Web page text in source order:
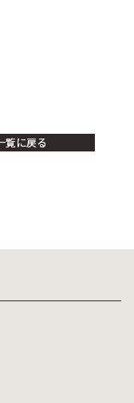
覧に戻る